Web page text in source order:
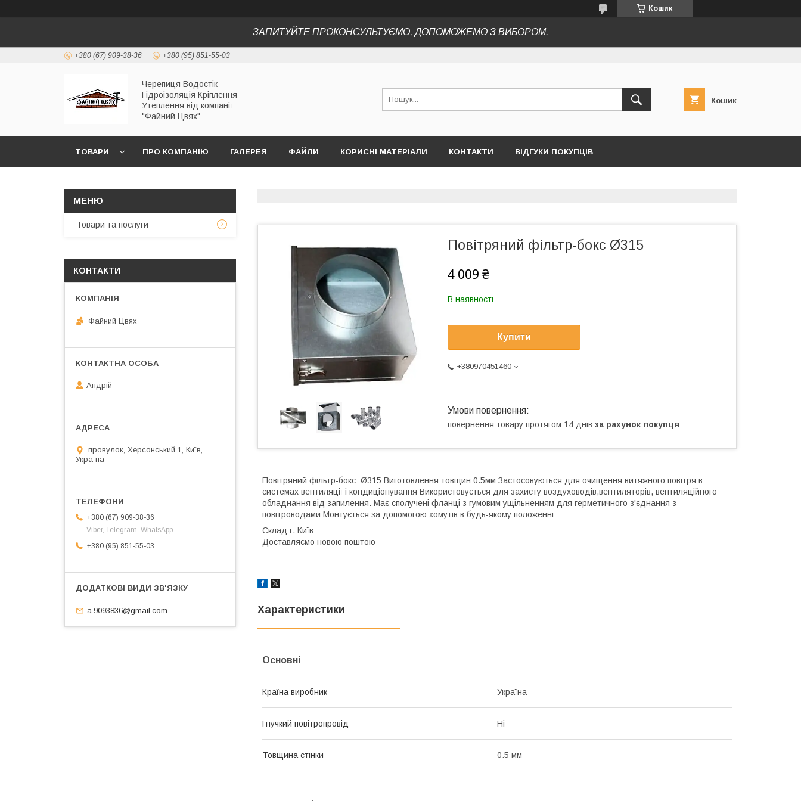
Кошик
ЗАПИТУЙТЕ ПРОКОНСУЛЬТУЄМО, ДОПОМОЖЕМО З ВИБОРОМ.
+380 (67) 909-38-36 +380 (95) 851-55-03
Черепиця Водостік
Гідроізоляція Кріплення
Утеплення від компанії
"Файний Цвях"
Кошик
ТОВАРИ ПРО КОМПАНІЮ ГАЛЕРЕЯ ФАЙЛИ КОРИСНІ МАТЕРІАЛИ КОНТАКТИ ВІДГУКИ ПОКУПЦІВ
Повітряний фільтр-бокс Ø315
4 009 ₴
В наявності
Купити
+380970451460
повернення товару протягом 14 днів за рахунок покупця
Повітряний фільтр-бокс Ø315 Виготовлення товщин 0.5мм Застосовуються для очищення витяжного повітря в
системах вентиляції і кондиціонування Використовується для захисту воздуховодів,вентиляторів, вентиляційного
обладнання від запилення. Має сполучені фланці з гумовим ущільненням для герметичного з'єднання з
повітроводами Монтується за допомогою хомутів в будь-якому положенні
Склад г. Київ
Доставляємо новою поштою
Характеристики
Основні
Країна виробник Україна
Гнучкий повітропровід Ні
Товщина стінки 0.5 мм
Товари та послуги
КОНТАКТИ
Файний Цвях
Андрій
провулок, Херсонський 1, Київ,
Україна
+380 (67) 909-38-36
Viber, Telegram, WhatsApp
+380 (95) 851-55-03
a.9093836@gmail.com